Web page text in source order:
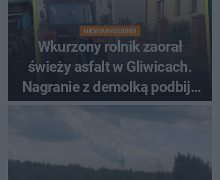
NIEWIARYGODNE!
Wkurzony rolnik zaorał
świeży asfalt w Gliwicach.
Nagranie z demolką podbija
sieć